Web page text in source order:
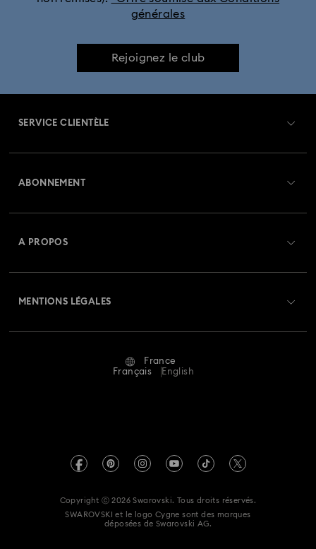
générales
Rejoignez le club
SERVICE CLIENTÈLE
Retours et échanges
Statut de réparation
Réservez un rendez-vous
ABONNEMENT
A PROPOS
Code of Conduct & Policies
MENTIONS LÉGALES
Conditions Générales
Informations sur REACH
Egalité Femmes-Hommes
France
Français
English
Copyright ⓒ 2026 Swarovski. Tous droits réservés.
SWAROVSKI et le logo Cygne sont des marques
déposées de Swarovski AG.